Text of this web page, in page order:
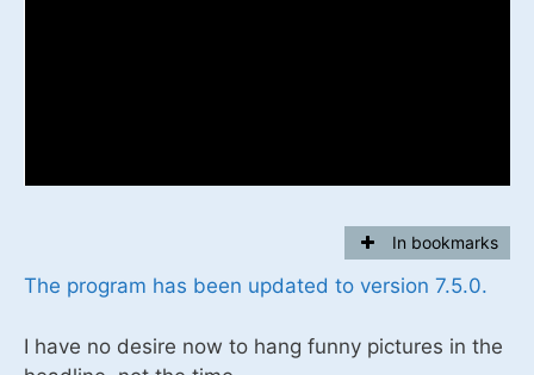
In bookmarks
The program has been updated to version 7.5.0.
I have no desire now to hang funny pictures in the